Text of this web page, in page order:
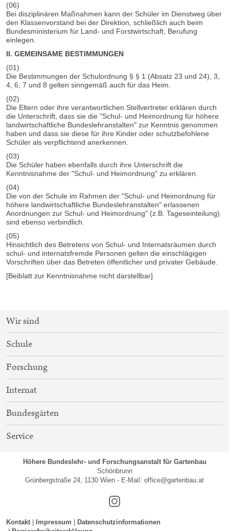
(06)
Bei disziplinären Maßnahmen kann der Schüler im Dienstweg über
den Klassenvorstand bei der Direktion, schließlich auch beim
Bundesministerium für Land- und Forstwirtschaft, Berufung
einlegen.
II. GEMEINSAME BESTIMMUNGEN
(01)
Die Bestimmungen der Schulordnung § § 1 (Absatz 23 und 24), 3,
4, 6, 7 und 8 gelten sinngemäß auch für das Heim.
(02)
Die Eltern oder ihre verantwortlichen Stellvertreter erklären durch
die Unterschrift, dass sie die "Schul- und Heimordnung für höhere
landwirtschaftliche Bundeslehranstalten" zur Kenntnis genommen
haben und dass sie diese für ihre Kinder oder schutzbefohlene
Schüler als verpflichtend anerkennen.
(03)
Die Schüler haben ebenfalls durch ihre Unterschrift die
Kenntnisnahme der "Schul- und Heimordnung" zu erklären.
(04)
Die von der Schule im Rahmen der "Schul- und Heimordnung für
höhere landwirtschaftliche Bundeslehranstalten" erlassenen
Anordnungen zur Schul- und Heimordnung" (z.B. Tageseinteilung)
sind ebenso verbindlich.
(05)
Hinsichtlich des Betretens von Schul- und Internatsräumen durch
schul- und internatsfremde Personen gelten die einschlägigen
Vorschriften über das Betreten öffentlicher und privater Gebäude.
[Beiblatt zur Kenntnisnahme nicht darstellbar]
SITEMAP-
NAVIGATION
Wir sind
Schule
Forschung
Internat
Bundesgärten
Service
Höhere Bundeslehr- und Forschungsanstalt für Gartenbau
Schönbrunn
Grünbergstraße 24, 1130 Wien - E-Mail: office@gartenbau.at
Instagram
Kontakt Impressum
Datenschutzinformationen